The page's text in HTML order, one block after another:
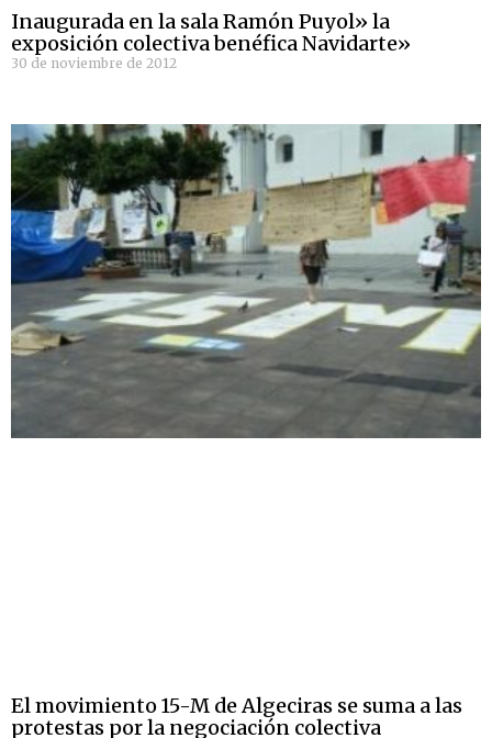
Inaugurada en la sala Ramón Puyol» la
exposición colectiva benéfica Navidarte»
30 de noviembre de 2012
El movimiento 15-M de Algeciras se suma a las
protestas por la negociación colectiva